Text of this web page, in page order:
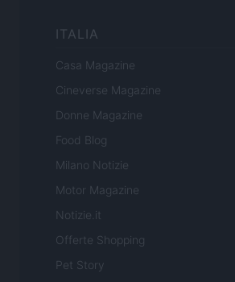
ITALIA
Casa Magazine
Cineverse Magazine
Donne Magazine
Food Blog
Milano Notizie
Motor Magazine
Notizie.it
Offerte Shopping
Pet Story